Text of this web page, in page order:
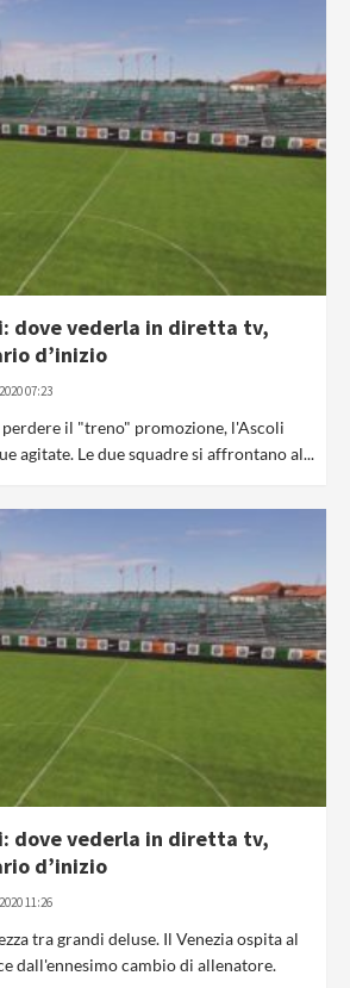
dove vederla in diretta tv,
d’inizio
07:23
perdere il "treno" promozione, l'Ascoli
agitate. Le due squadre si affrontano al...
dove vederla in diretta tv,
d’inizio
11:26
tra grandi deluse. Il Venezia ospita al
dall'ennesimo cambio di allenatore.